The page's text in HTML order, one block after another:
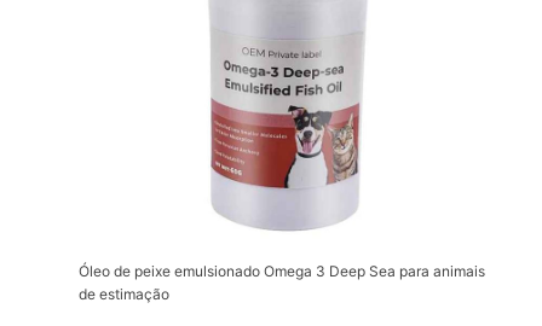
Óleo de peixe emulsionado Omega 3 Deep Sea para animais
de estimação